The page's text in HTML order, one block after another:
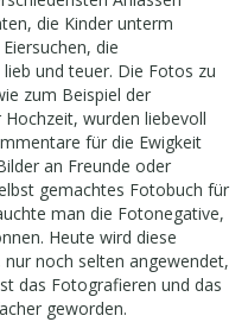
die Kinder unterm
die
und teuer. Die Fotos zu
zum Beispiel der
wurden liebevoll
für die Ewigkeit
an Freunde oder
gemachtes Fotobuch für
man die Fotonegative,
Heute wird diese
noch selten angewendet,
das Fotografieren und das
geworden.